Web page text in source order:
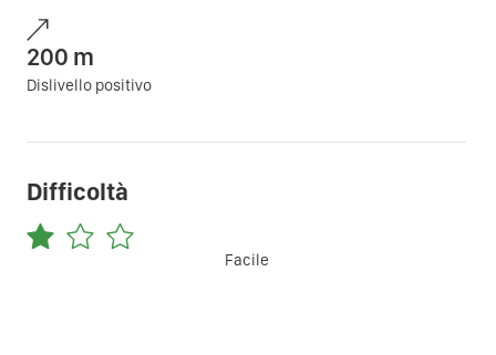
200 m
Dislivello positivo
Difficoltà
Facile